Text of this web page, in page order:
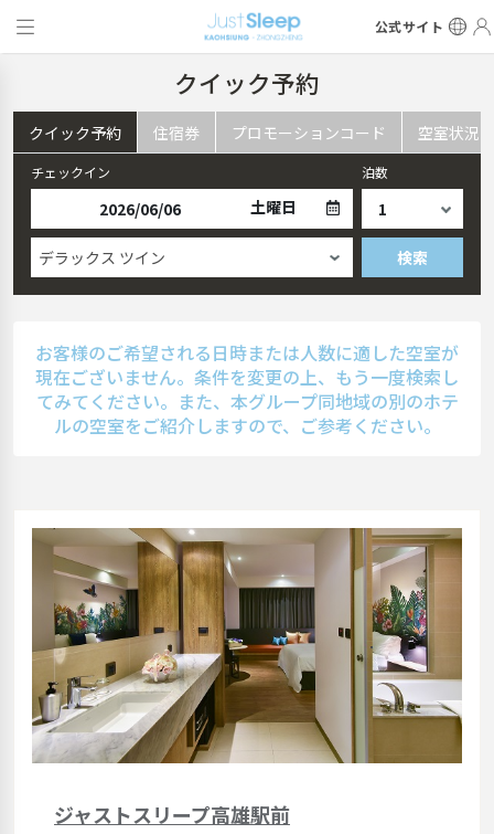
公式サイト
クイック予約
クイック予約 住宿券 プロモーションコード 空室状況
チェックイン
土曜日
泊数
デラックス ツイン 検索
お客様のご希望される日時または人数に適した空室が
現在ございません。条件を変更の上、もう一度検索し
てみてください。また、本グループ同地域の別のホテ
ルの空室をご紹介しますので、ご参考ください。
ジャストスリープ高雄駅前